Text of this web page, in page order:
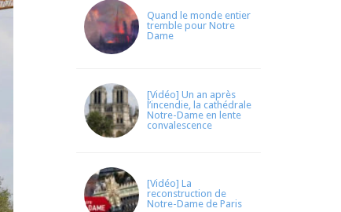
Quand le monde entier
tremble pour Notre
Dame
[Vidéo] Un an après
l’incendie, la cathédrale
Notre-Dame en lente
convalescence
[Vidéo] La
reconstruction de
Notre-Dame de Paris